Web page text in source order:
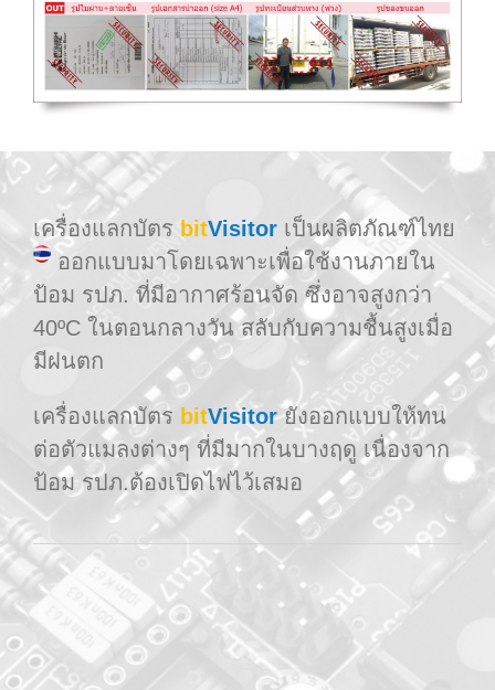
เครื่องแลกบัตร bitVisitor เป็นผลิตภัณฑ์ไทย
ออกแบบมาโดยเฉพาะเพื่อใช้งานภายใน
ป้อม รปภ. ที่มีอากาศร้อนจัด ซึ่งอาจสูงกว่า
40ºC ในตอนกลางวัน สลับกับความชื้นสูงเมื่อ
มีฝนตก
เครื่องแลกบัตร bitVisitorยังออกแบบให้ทน
ต่อตัวแมลงต่างๆ ที่มีมากในบางฤดู เนื่องจาก
ป้อม รปภ.ต้องเปิดไฟไว้เสมอ